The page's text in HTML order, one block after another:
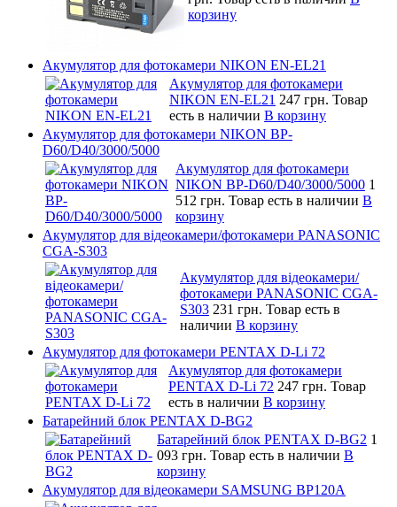
корзину
Акумулятор для фотокамери NIKON EN-EL21
Акумулятор для фотокамери
NIKON EN-EL21 247 грн. Товар
есть в наличии В корзину
Акумулятор для фотокамери NIKON BP-
D60/D40/3000/5000
Акумулятор для фотокамери
NIKON BP-D60/D40/3000/5000 1
512 грн. Товар есть в наличии В
корзину
Акумулятор для відеокамери/фотокамери PANASONIC
CGA-S303
Акумулятор для відеокамери/
фотокамери PANASONIC CGA-
S303 231 грн. Товар есть в
наличии В корзину
Акумулятор для фотокамери PENTAX D-Li 72
Акумулятор для фотокамери
PENTAX D-Li 72 247 грн. Товар
есть в наличии В корзину
Батарейний блок PENTAX D-BG2
Батарейний блок PENTAX D-BG2 1
093 грн. Товар есть в наличии В
корзину
Акумулятор для відеокамери SAMSUNG BP120A